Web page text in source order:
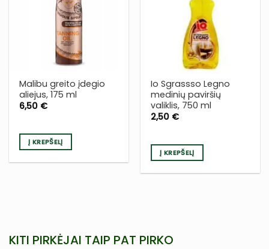
Malibu greito įdegio
aliejus, 175 ml
6,50 €
Į KREPŠELĮ
Io Sgrassso Legno
medinių paviršių
valiklis, 750 ml
2,50 €
Į KREPŠELĮ
KITI PIRKĖJAI TAIP PAT PIRKO